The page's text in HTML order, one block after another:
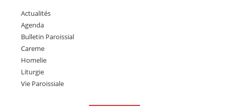
Actualités
Agenda
Bulletin Paroissial
Careme
Homelie
Liturgie
Vie Paroissiale